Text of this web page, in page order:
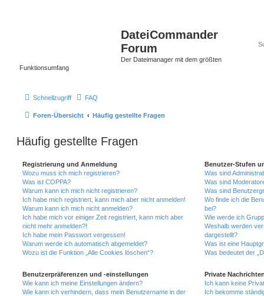
DateiCommander
Forum
Der Dateimanager mit dem größten
Funktionsumfang
Schnellzugriff FAQ
Foren-Übersicht Häufig gestellte Fragen
Häufig gestellte Fragen
Registrierung und Anmeldung
Wozu muss ich mich registrieren?
Was ist COPPA?
Warum kann ich mich nicht registrieren?
Ich habe mich registriert, kann mich aber nicht anmelden!
Warum kann ich mich nicht anmelden?
Ich habe mich vor einiger Zeit registriert, kann mich aber
nicht mehr anmelden?!
Ich habe mein Passwort vergessen!
Warum werde ich automatisch abgemeldet?
Wozu ist die Funktion „Alle Cookies löschen“?
Benutzerpräferenzen und -einstellungen
Wie kann ich meine Einstellungen ändern?
Wie kann ich verhindern, dass mein Benutzername in der
Benutzer-Stufen
Was sind
Was sind
Was sind
Wo finde ich die
bei?
Wie werde ich
Weshalb werden
dargestellt?
Was ist eine
Was bedeutet der
Private
Ich kann keine
Ich bekomme